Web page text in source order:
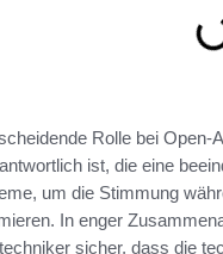
Rolle bei
ist, die eine
um die Stimmung
In enger
sicher, dass die